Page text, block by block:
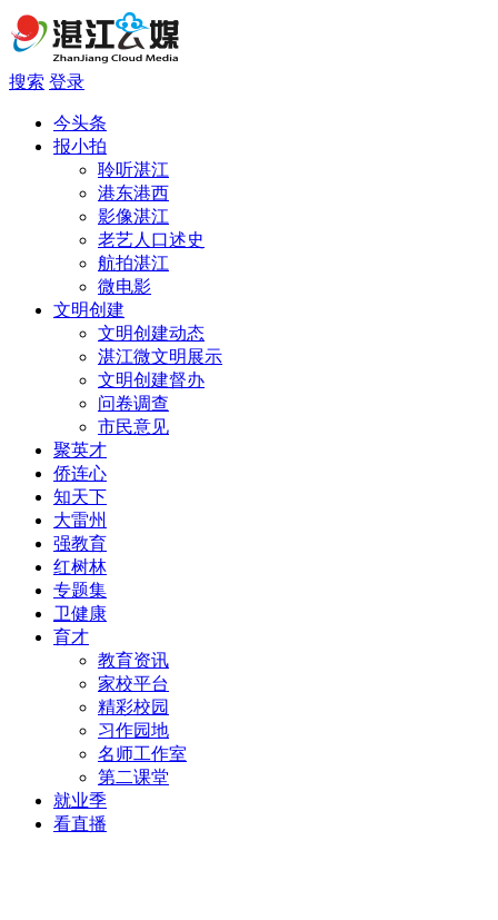
搜索 登录
今头条
报小拍
聆听湛江
港东港西
影像湛江
老艺人口述史
航拍湛江
微电影
文明创建
文明创建动态
湛江微文明展示
文明创建督办
问卷调查
市民意见
聚英才
侨连心
知天下
大雷州
强教育
红树林
专题集
卫健康
育才
教育资讯
家校平台
精彩校园
习作园地
名师工作室
第二课堂
就业季
看直播